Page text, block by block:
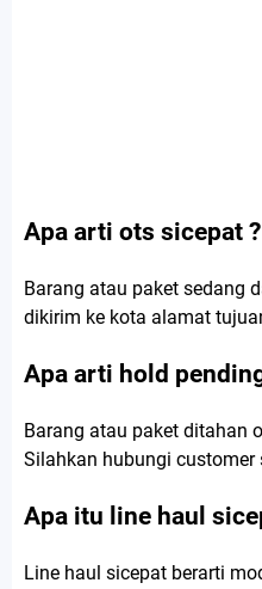
Apa arti ots sicepat ?
Barang atau paket sedang
dikirim ke kota alamat
Apa arti hold
Barang atau paket ditahan
Silahkan hubungi customer
Apa itu line haul
Line haul sicepat berarti